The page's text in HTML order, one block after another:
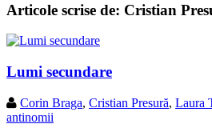
Articole scrise de: Cristian
Lumi secundare
Corin Braga, Cristian Presură, Laura
antinomii